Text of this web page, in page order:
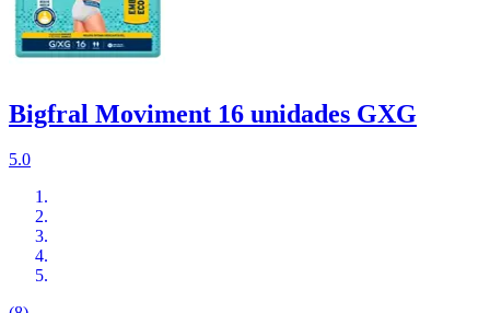
Bigfral Moviment 16 unidades GXG
5.0